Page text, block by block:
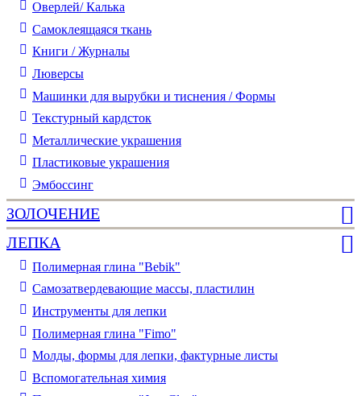
Оверлей/ Калька
Самоклеящаяся ткань
Книги / Журналы
Люверсы
Машинки для вырубки и тиснения / Формы
Текстурный кардсток
Металлические украшения
Пластиковые украшения
Эмбоссинг
ЗОЛОЧЕНИЕ
ЛЕПКА
Полимерная глина "Bebik"
Самозатвердевающие массы, пластилин
Инструменты для лепки
Полимерная глина "Fimo"
Молды, формы для лепки, фактурные листы
Вспомогательная химия